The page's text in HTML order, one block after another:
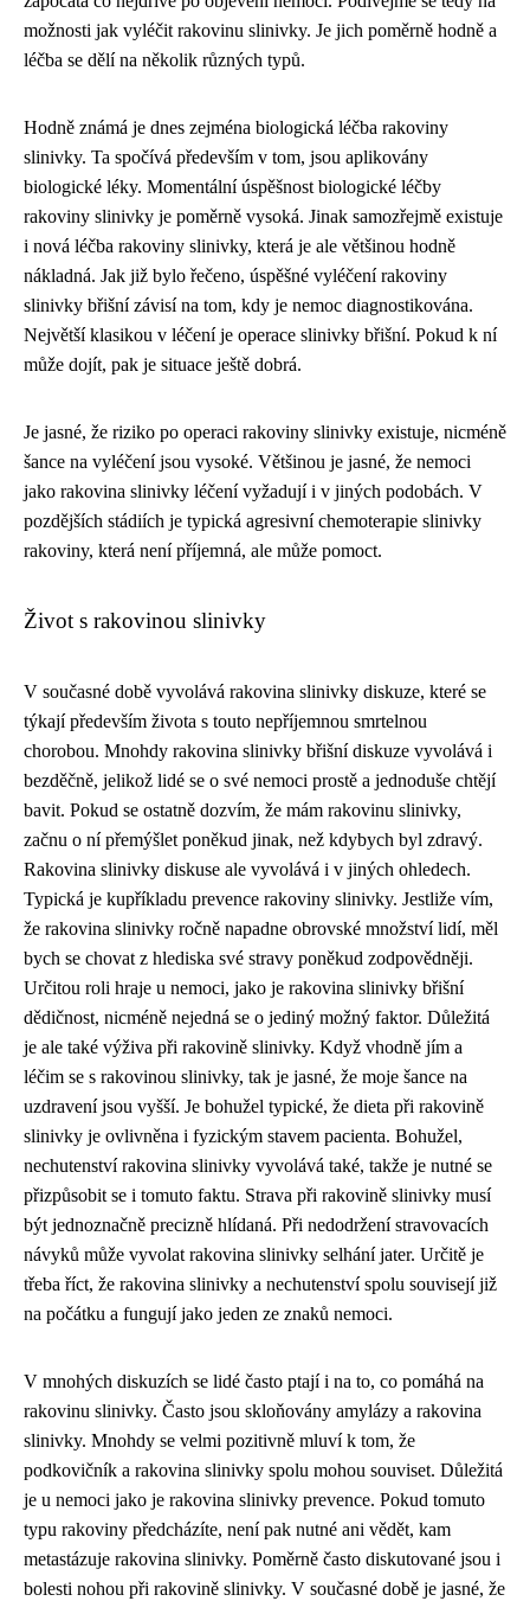
možnosti jak vyléčit rakovinu slinivky. Je jich poměrně hodně a
léčba se dělí na několik různých typů.
Hodně známá je dnes zejména biologická léčba rakoviny
slinivky. Ta spočívá především v tom, jsou aplikovány
biologické léky. Momentální úspěšnost biologické léčby
rakoviny slinivky je poměrně vysoká. Jinak samozřejmě existuje
i nová léčba rakoviny slinivky, která je ale většinou hodně
nákladná. Jak již bylo řečeno, úspěšné vyléčení rakoviny
slinivky břišní závisí na tom, kdy je nemoc diagnostikována.
Největší klasikou v léčení je operace slinivky břišní. Pokud k ní
může dojít, pak je situace ještě dobrá.
Je jasné, že riziko po operaci rakoviny slinivky existuje, nicméně
šance na vyléčení jsou vysoké. Většinou je jasné, že nemoci
jako rakovina slinivky léčení vyžadují i v jiných podobách. V
pozdějších stádiích je typická agresivní chemoterapie slinivky
rakoviny, která není příjemná, ale může pomoct.
Život s rakovinou slinivky
V současné době vyvolává rakovina slinivky diskuze, které se
týkají především života s touto nepříjemnou smrtelnou
chorobou. Mnohdy rakovina slinivky břišní diskuze vyvolává i
bezděčně, jelikož lidé se o své nemoci prostě a jednoduše chtějí
bavit. Pokud se ostatně dozvím, že mám rakovinu slinivky,
začnu o ní přemýšlet poněkud jinak, než kdybych byl zdravý.
Rakovina slinivky diskuse ale vyvolává i v jiných ohledech.
Typická je kupříkladu prevence rakoviny slinivky. Jestliže vím,
že rakovina slinivky ročně napadne obrovské množství lidí, měl
bych se chovat z hlediska své stravy poněkud zodpovědněji.
Určitou roli hraje u nemoci, jako je rakovina slinivky břišní
dědičnost, nicméně nejedná se o jediný možný faktor. Důležitá
je ale také výživa při rakovině slinivky. Když vhodně jím a
léčim se s rakovinou slinivky, tak je jasné, že moje šance na
uzdravení jsou vyšší. Je bohužel typické, že dieta při rakovině
slinivky je ovlivněna i fyzickým stavem pacienta. Bohužel,
nechutenství rakovina slinivky vyvolává také, takže je nutné se
přizpůsobit se i tomuto faktu. Strava při rakovině slinivky musí
být jednoznačně precizně hlídaná. Při nedodržení stravovacích
návyků může vyvolat rakovina slinivky selhání jater. Určitě je
třeba říct, že rakovina slinivky a nechutenství spolu souvisejí již
na počátku a fungují jako jeden ze znaků nemoci.
V mnohých diskuzích se lidé často ptají i na to, co pomáhá na
rakovinu slinivky. Často jsou skloňovány amylázy a rakovina
slinivky. Mnohdy se velmi pozitivně mluví k tom, že
podkovičník a rakovina slinivky spolu mohou souviset. Důležitá
je u nemoci jako je rakovina slinivky prevence. Pokud tomuto
typu rakoviny předcházíte, není pak nutné ani vědět, kam
metastázuje rakovina slinivky. Poměrně často diskutované jsou i
bolesti nohou při rakovině slinivky. V současné době je jasné, že